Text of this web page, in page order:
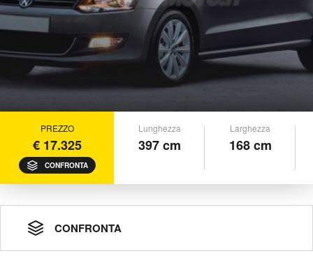
PREZZO
€ 17.325
CONFRONTA
Lunghezza
397 cm
Larghezza
168 cm
CONFRONTA